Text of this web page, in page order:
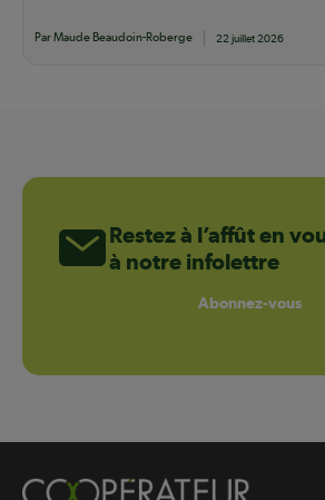
Par Maude Beaudoin-Roberge 22 juillet 2026
Restez à l’affût en
à notre infolettre
Abonnez-vous